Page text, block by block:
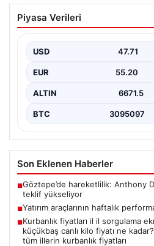
Yatırım araçlarının
nasıl oldu?
Piyasa Verileri
USD 47.71
EUR 55.20
ALTIN 6671.5
BTC 3095097
Son Eklenen Haberler
■Göztepe’de hareketlilik: Anthony
teklif yükseliyor
■Yatırım araçlarının haftalık
■Kurbanlık fiyatları il il sorgulama
küçükbaş canlı kilo fiyatı ne
tüm illerin kurbanlık fiyatları